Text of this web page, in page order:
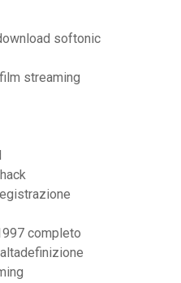
softonic
streaming
completo